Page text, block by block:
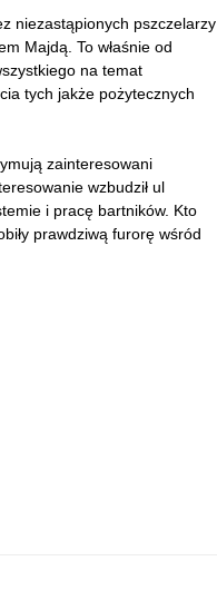
niezastąpionych
Majdą. To właśnie od
na temat
tych jakże pożytecznych
zainteresowani
wzbudził ul
i pracę bartników. Kto
prawdziwą furorę wśród